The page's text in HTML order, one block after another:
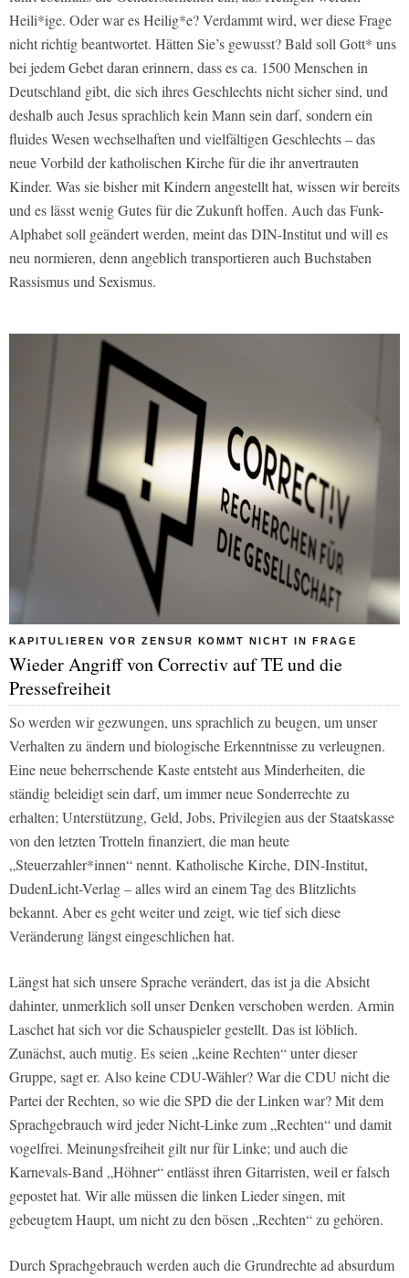
Heili*ige. Oder war es Heilig*e? Verdammt wird, wer diese Frage
nicht richtig beantwortet. Hätten Sie’s gewusst? Bald soll Gott* uns
bei jedem Gebet daran erinnern, dass es ca. 1500 Menschen in
Deutschland gibt, die sich ihres Geschlechts nicht sicher sind, und
deshalb auch Jesus sprachlich kein Mann sein darf, sondern ein
fluides Wesen wechselhaften und vielfältigen Geschlechts – das
neue Vorbild der katholischen Kirche für die ihr anvertrauten
Kinder. Was sie bisher mit Kindern angestellt hat, wissen wir bereits
und es lässt wenig Gutes für die Zukunft hoffen. Auch das Funk-
Alphabet soll geändert werden, meint das DIN-Institut und will es
neu normieren, denn angeblich transportieren auch Buchstaben
Rassismus und Sexismus.
KAPITULIEREN VOR ZENSUR KOMMT NICHT IN FRAGE
Wieder Angriff von Correctiv auf TE und die
Pressefreiheit
So werden wir gezwungen, uns sprachlich zu beugen, um unser
Verhalten zu ändern und biologische Erkenntnisse zu verleugnen.
Eine neue beherrschende Kaste entsteht aus Minderheiten, die
ständig beleidigt sein darf, um immer neue Sonderrechte zu
erhalten; Unterstützung, Geld, Jobs, Privilegien aus der Staatskasse
von den letzten Trotteln finanziert, die man heute
„Steuerzahler*innen“ nennt. Katholische Kirche, DIN-Institut,
DudenLicht-Verlag – alles wird an einem Tag des Blitzlichts
bekannt. Aber es geht weiter und zeigt, wie tief sich diese
Veränderung längst eingeschlichen hat.
Längst hat sich unsere Sprache verändert, das ist ja die Absicht
dahinter, unmerklich soll unser Denken verschoben werden. Armin
Laschet hat sich vor die Schauspieler gestellt. Das ist löblich.
Zunächst, auch mutig. Es seien „keine Rechten“ unter dieser
Gruppe, sagt er. Also keine CDU-Wähler? War die CDU nicht die
Partei der Rechten, so wie die SPD die der Linken war? Mit dem
Sprachgebrauch wird jeder Nicht-Linke zum „Rechten“ und damit
vogelfrei. Meinungsfreiheit gilt nur für Linke; und auch die
Karnevals-Band „Höhner“ entlässt ihren Gitarristen, weil er falsch
gepostet hat. Wir alle müssen die linken Lieder singen, mit
gebeugtem Haupt, um nicht zu den bösen „Rechten“ zu gehören.
Durch Sprachgebrauch werden auch die Grundrechte ad absurdum